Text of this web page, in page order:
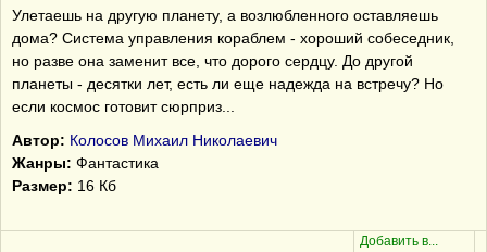
Улетаешь на другую планету, а возлюбленного оставляешь
дома? Система управления кораблем - хороший собеседник,
но разве она заменит все, что дорого сердцу. До другой
планеты - десятки лет, есть ли еще надежда на встречу? Но
если космос готовит сюрприз...
Автор: Колосов Михаил Николаевич
Жанры: Фантастика
Размер: 16 Кб